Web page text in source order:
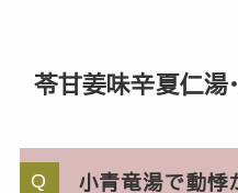
苓甘姜味辛夏仁湯
小青竜湯で動悸